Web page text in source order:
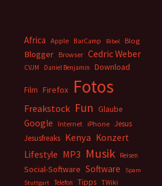
Africa Apple BarCamp Bibel Blog
Blogger Browser Cedric Weber
CVJM Daniel Benjamin Download
Film Firefox Fotos
Freakstock Fun Glaube
Google Internet iPhone Jesus
Jesusfreaks Kenya Konzert
Lifestyle MP3 Musik Reisen
Social-Software Software
Spam
Stuttgart
Telefon Tipps TWiki